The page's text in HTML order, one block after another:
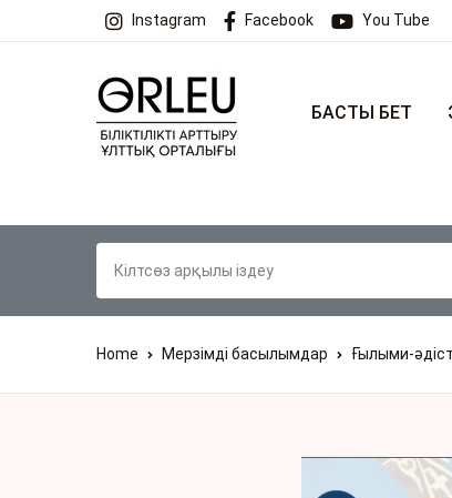
Instagram Facebook You Tube
БАСТЫ БЕТ
Home Мерзімді басылымдар Ғылыми-